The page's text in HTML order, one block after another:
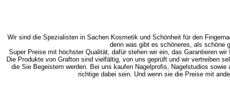
Wir sind die Spezialisten in Sachen Kosmetik und Schönheit für den
denn was gibt es schöneres, als schöne
Super Preise mit höchster Qualität, dafür stehen wir ein, das Garantieren
Die Produkte von Grafton sind vielfältig, von uns geprüft und wir vertreiben
die Sie Begeistern werden. Bei uns kaufen Nagelprofis, Nagelstudios
richtige dabei sein. Und wenn sie die Preise mit